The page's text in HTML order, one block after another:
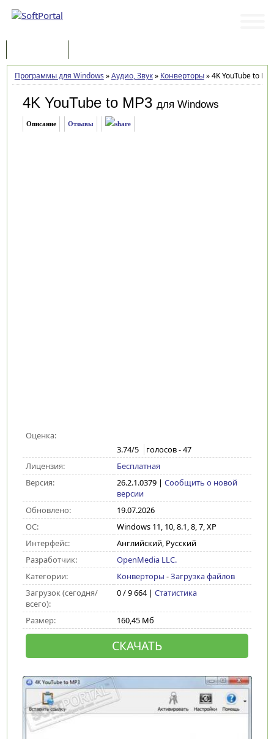
Программы для Windows »Аудио, Звук» Конверторы»4K YouTube to
4K YouTube to MP3 для Windows
Описание Отзывы
Оценка:
3.74/5 голосов -47
Лицензия:
Бесплатная
Версия:
26.2.1.0379| Сообщить о новой
версии
Обновлено:
19.07.2026
ОС:
Windows 11, 10, 8.1, 8, 7, XP
Интерфейс:
Английский, Русский
Разработчик:
OpenMedia LLC.
Категории:
Конверторы -Загрузка файлов
Загрузок (сегодня/
всего):
0 / 9 664 | Статистика
Размер: 160,45 Мб
СКАЧАТЬ